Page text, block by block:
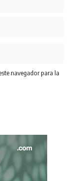
navegador para la